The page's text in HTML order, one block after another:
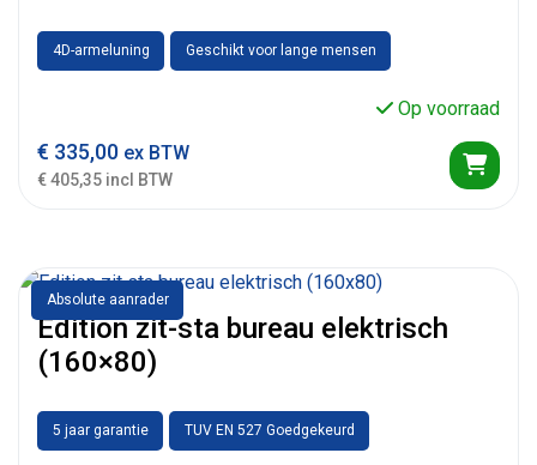
4D-armeluning Geschikt voor lange mensen
Op voorraad
€ 335,00 ex BTW
€ 405,35 incl BTW
Absolute aanrader
Edition zit-sta bureau elektrisch
(160×80)
5 jaar garantie TUV EN 527 Goedgekeurd